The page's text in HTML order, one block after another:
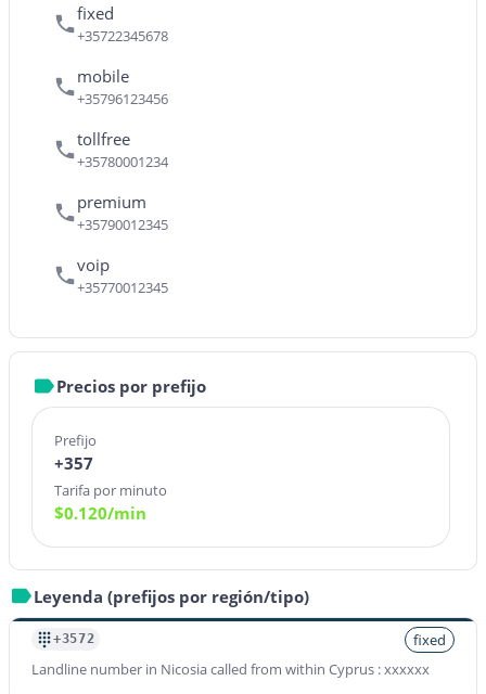
fixed
+35722345678
mobile
+35796123456
tollfree
+35780001234
premium
+35790012345
voip
+35770012345
Precios por prefijo
Prefijo
+357
Tarifa por minuto
$0.120/min
Leyenda (prefijos por región/tipo)
+3572
fixed
Landline number in Nicosia called from within Cyprus : xxxxxx